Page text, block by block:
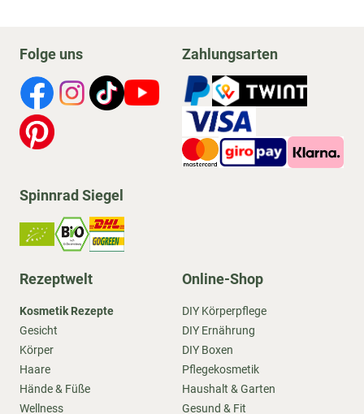
Folge uns Zahlungsarten
Spinnrad Siegel
Rezeptwelt
Kosmetik Rezepte
Gesicht
Körper
Haare
Hände & Füße
Wellness
Online-Shop
DIY Körperpflege
DIY Ernährung
DIY Boxen
Pflegekosmetik
Haushalt & Garten
Gesund & Fit